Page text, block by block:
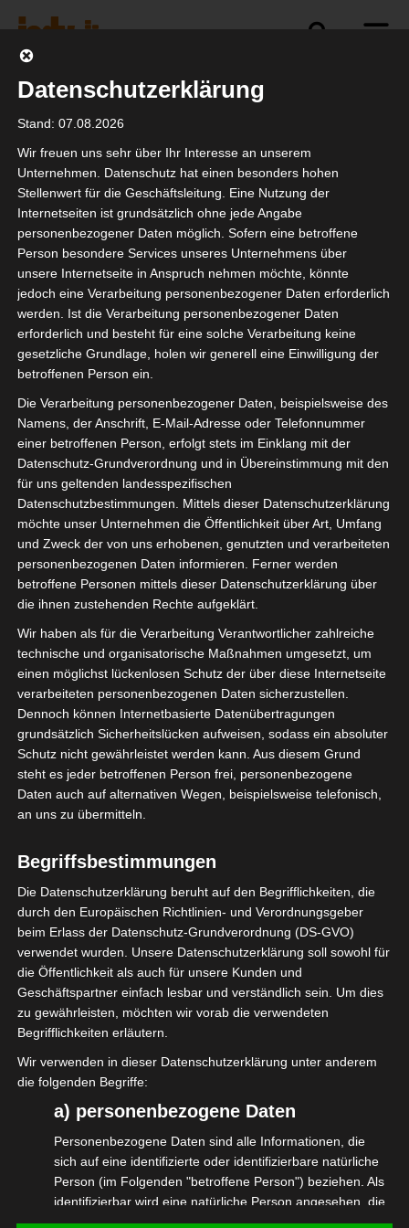
Impressum
Interessengemeinschaft der selbständigen
DienstleisterInnen in der
Veranstaltungswirtschaft e.V.
1. Vorsitzender Marcus Pohl
Hanauer Landstr. 328-330
60314 Frankfurt am Main
Deutschland
Vertreten durch: 1. Vorsitzender Marcus Pohl
Telefon: +49 69 800 88 703
Email:
Haftungsausschluss
Haftung für Links:
Unser Angebot enthält Links zu externen
Webseiten Dritter, auf deren Inhalte wir keinen
Einfluss haben. Deshalb können wir für diese
fremden Inhalte auch keine Gewähr
übernehmen. Für die Inhalte der verlinkten
Seiten ist stets der jeweilige Anbieter oder
Betreiber der Seiten verantwortlich. Die
verlinkten Seiten wurden zum Zeitpunkt der
Verlinkung auf mögliche Rechtsverstöße
überprüft. Rechtswidrige Inhalte waren zum
Zeitpunkt der Verlinkung nicht erkennbar. Eine
permanente konkrete Kontrolle der verlinkten
einer Rechtsverletzung nicht zumutbar. Bei
Bekanntwerden von Rechtsverletzungen
werden wir derartige Links umgehend
entfernen.
Haftung für Inhalte:
Die Inhalte unserer Seiten wurden mit größter
Sorgfalt erstellt. Für die Vollständigkeit,
Vollständigkeit und Aktualität der Inhalte
können wir jedoch keine Gewähr übernehmen.
Als Diensteanbieter sind wir für eigene Inhalte
auf diesen Seiten nach den allgemeinen
Gesetzen verantwortlich. Wir sind als
Diensteanbieter jedoch nicht verpflichtet,
übermittelte oder gespeicherte fremde
Datenschutzerklärung
Stand: 07.08.2026
Wir freuen uns sehr über Ihr Interesse an unserem
Unternehmen. Datenschutz hat einen besonders hohen
Stellenwert für die Geschäftsleitung. Eine Nutzung der
Internetseiten ist grundsätzlich ohne jede Angabe
personenbezogener Daten möglich. Sofern eine betroffene
Person besondere Services unseres Unternehmens über
unsere Internetseite in Anspruch nehmen möchte, könnte
jedoch eine Verarbeitung personenbezogener Daten erforderlich
werden. Ist die Verarbeitung personenbezogener Daten
erforderlich und besteht für eine solche Verarbeitung keine
gesetzliche Grundlage, holen wir generell eine Einwilligung der
betroffenen Person ein.
Die Verarbeitung personenbezogener Daten, beispielsweise des
Namens, der Anschrift, E-Mail-Adresse oder Telefonnummer
einer betroffenen Person, erfolgt stets im Einklang mit der
Datenschutz-Grundverordnung und in Übereinstimmung mit den
für uns geltenden landesspezifischen
Datenschutzbestimmungen. Mittels dieser Datenschutzerklärung
möchte unser Unternehmen die Öffentlichkeit über Art, Umfang
und Zweck der von uns erhobenen, genutzten und verarbeiteten
personenbezogenen Daten informieren. Ferner werden
betroffene Personen mittels dieser Datenschutzerklärung über
die ihnen zustehenden Rechte aufgeklärt.
Wir haben als für die Verarbeitung Verantwortlicher zahlreiche
technische und organisatorische Maßnahmen umgesetzt, um
einen möglichst lückenlosen Schutz der über diese Internetseite
verarbeiteten personenbezogenen Daten sicherzustellen.
Dennoch können Internetbasierte Datenübertragungen
grundsätzlich Sicherheitslücken aufweisen, sodass ein absoluter
Schutz nicht gewährleistet werden kann. Aus diesem Grund
steht es jeder betroffenen Person frei, personenbezogene
Daten auch auf alternativen Wegen, beispielsweise telefonisch,
an uns zu übermitteln.
Begriffsbestimmungen
Die Datenschutzerklärung beruht auf den Begrifflichkeiten, die
durch den Europäischen Richtlinien- und Verordnungsgeber
beim Erlass der Datenschutz-Grundverordnung (DS-GVO)
verwendet wurden. Unsere Datenschutzerklärung soll sowohl für
die Öffentlichkeit als auch für unsere Kunden und
Geschäftspartner einfach lesbar und verständlich sein. Um dies
zu gewährleisten, möchten wir vorab die verwendeten
Begrifflichkeiten erläutern.
Wir verwenden in dieser Datenschutzerklärung unter anderem
die folgenden Begriffe:
a) personenbezogene Daten
Personenbezogene Daten sind alle Informationen, die
sich auf eine identifizierte oder identifizierbare natürliche
Person (im Folgenden "betroffene Person") beziehen. Als
identifizierbar wird eine natürliche Person angesehen, die
direkt oder indirekt, insbesondere mittels Zuordnung zu